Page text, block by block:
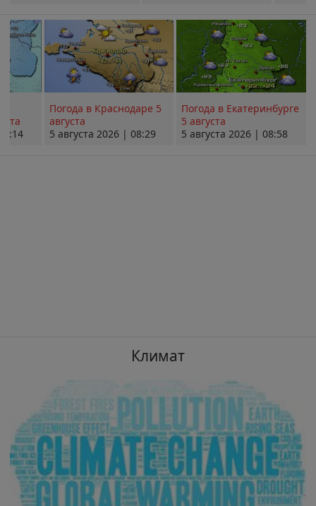
Погода в Краснодаре 5
августа
5 августа 2026 | 08:29
Погода в Екатеринбурге
5 августа
5 августа 2026 | 08:58
Климат